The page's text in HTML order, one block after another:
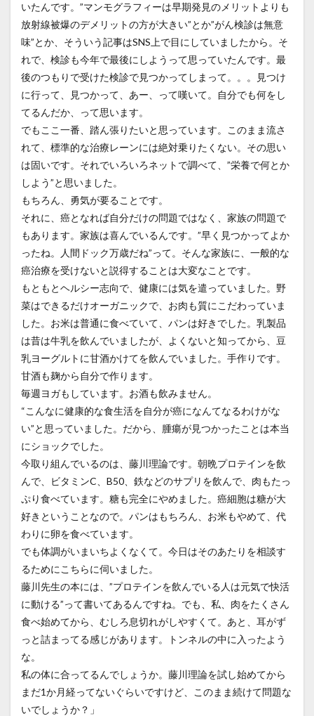
いたんです。”マンモグラフィーは早期発見のメリットよりも
放射線被爆のデメリットの方が大きい”とか”がん検診は無意
味”とか、そういう記事はSNS上で目にしていましたから。そ
れで、検診も今年で最後にしようって思っていたんです。最
後のつもりで受けた検診で見つかってしまって。。。見つけ
に行って、見つかって、あー、って嘆いて。自分でも何をし
てるんだか、って思います。
でもここ一番、踏ん張りたいと思っています。このまま流さ
れて、標準的な治療レーンには絶対乗りたくない。その思い
は固いです。それでいろいろネットで調べて、”栄養で何とか
しよう”と思いました。
もちろん、勇気が要ることです。
それに、癌となれば自分だけの問題ではなく、家族の問題で
もあります。家族は喜んでいるんです。”早く見つかってよか
ったね。人間ドック万歳だね”って。そんな家族に、一般的な
癌治療を受けないと説得することは大変なことです。
もともとヘルシー志向で、健康には気を遣っていました。野
菜はできるだけオーガニックで、お肉も質にこだわっていま
した。お米は普通に食べていて、パンは好きでした。乳製品
は昔は牛乳を飲んでいましたが、よくないと知ってから、豆
乳ヨーグルトに甘酒かけてを飲んでいました。手作りです。
甘酒も麹から自分で作ります。
毎週ヨガもしています。お酒も飲みません。
“こんなに健康的な食生活を自分が癌になんてなるわけがな
い”と思っていました。だから、腫瘍が見つかったことは本当
にショックでした。
今取り組んでいるのは、藤川理論です。朝晩プロテインを飲
んで、ビタミンC、B50、鉄などのサプリを飲んで、肉もたっ
ぷり食べています。糖も完全にやめました。癌細胞は糖が大
好きということなので。パンはもちろん、お米もやめて、代
わりに卵を食べています。
でも体調がいまいちよくなくて。今日はそのあたりを相談す
るためにこちらに伺いました。
藤川先生の本には、”プロテインを飲んでいる人は元気で快活
に動ける”って書いてあるんですね。でも、私、肉をたくさん
食べ始めてから、むしろ息切れがしやすくて。あと、耳がず
っと詰まってる感じがあります。トンネルの中に入ったよう
な。
私の体に合ってるんでしょうか。藤川理論を試し始めてから
まだ1か月経ってないぐらいですけど、このまま続けて問題な
いでしょうか？」